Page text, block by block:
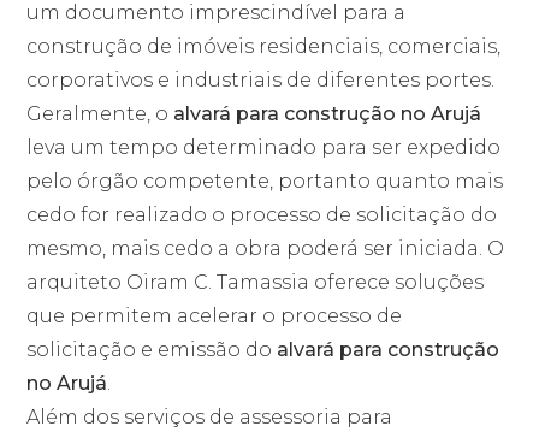
um documento imprescindível para a
construção de imóveis residenciais, comerciais,
corporativos e industriais de diferentes portes.
Geralmente, o alvará para construção no Arujá
leva um tempo determinado para ser expedido
pelo órgão competente, portanto quanto mais
cedo for realizado o processo de solicitação do
mesmo, mais cedo a obra poderá ser iniciada. O
arquiteto Oiram C. Tamassia oferece soluções
que permitem acelerar o processo de
solicitação e emissão do alvará para construção
no Arujá.
Além dos serviços de assessoria para